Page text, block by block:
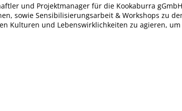
und Projektmanager für die Kookaburra
sowie Sensibilisierungsarbeit & Workshops zu
Kulturen und Lebenswirklichkeiten zu agieren,